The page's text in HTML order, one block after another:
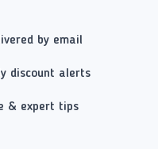
by email
discount alerts
& expert tips